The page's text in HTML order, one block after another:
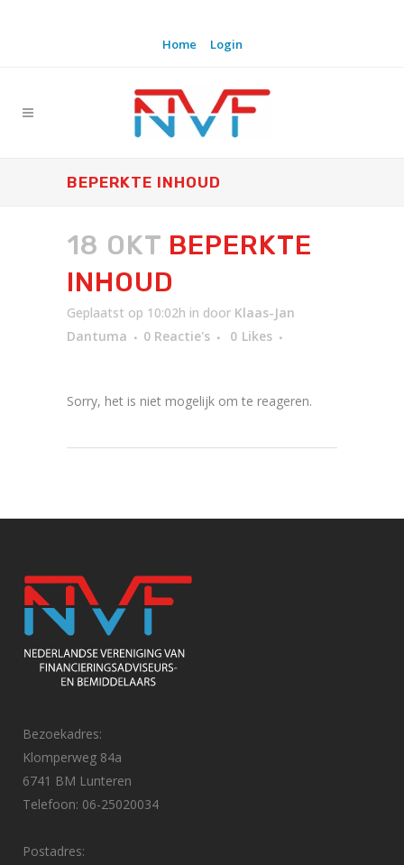
Home Login
BEPERKTE INHOUD
18 OKT BEPERKTE
INHOUD
Geplaatst op 10:02h in door Klaas-Jan
Dantuma
0 Reactie's 0 Likes
Sorry, het is niet mogelijk om te reageren.
Bezoekadres:
Klomperweg 84a
6741 BM Lunteren
Telefoon: 06-25020034
Postadres: